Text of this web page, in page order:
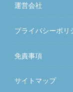
運営会社
プライバシーポリ
免責事項
サイトマップ